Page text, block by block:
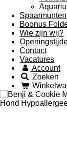
Boonus
Wie zijn wij?
Contact
Vacatures
Account
Zoeken